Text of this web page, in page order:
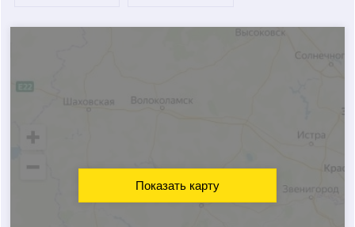
Показать карту